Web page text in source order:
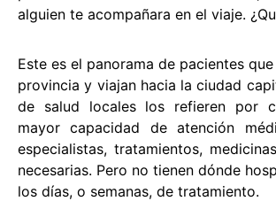
alguien te acompañara en el viaje.
Este es el panorama de pacientes
provincia y viajan hacia la ciudad
de salud locales los refieren por
mayor capacidad de atención
especialistas, tratamientos,
necesarias. Pero no tienen dónde
los días, o semanas, de tratamiento.